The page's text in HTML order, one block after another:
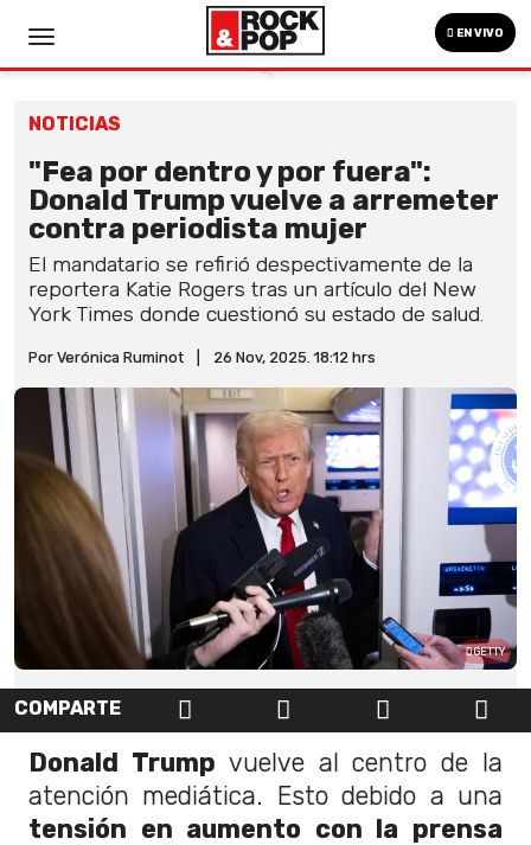
EN VIVO
NOTICIAS
"Fea por dentro y por fuera":
Donald Trump vuelve a arremeter
contra periodista mujer
El mandatario se refirió despectivamente de la
reportera Katie Rogers tras un artículo del New
York Times donde cuestionó su estado de salud.
Por Verónica Ruminot 26 Nov, 2025. 18:12 hrs
GETTY
COMPARTE
Donald Trump vuelve al centro de la
atención mediática. Esto debido a una
tensión en aumento con la prensa